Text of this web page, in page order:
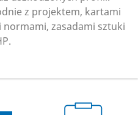
z projektem, kartami
zasadami sztuki